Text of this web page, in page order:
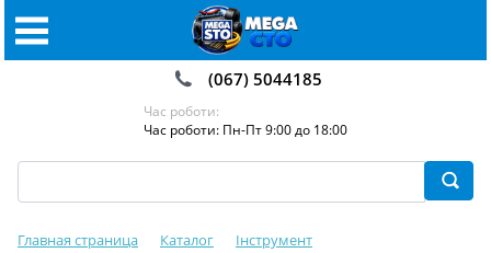
(067) 5044185
Час роботи:
Час роботи: Пн-Пт 9:00 до 18:00
Главная страница Каталог
Інструмент